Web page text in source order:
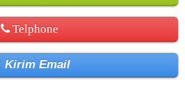
Telphone
Kirim Email